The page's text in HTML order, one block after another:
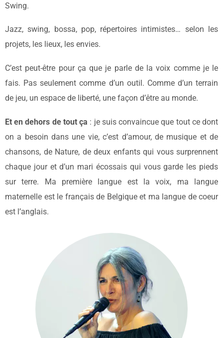
Swing.
Jazz, swing, bossa, pop, répertoires intimistes… selon les
projets, les lieux, les envies.
C’est peut-être pour ça que je parle de la voix comme je le
fais. Pas seulement comme d’un outil. Comme d’un terrain
de jeu, un espace de liberté, une façon d’être au monde.
Et en dehors de tout ça : je suis convaincue que tout ce dont
on a besoin dans une vie, c’est d’amour, de musique et de
chansons, de Nature, de deux enfants qui vous surprennent
chaque jour et d’un mari écossais qui vous garde les pieds
sur terre. Ma première langue est la voix, ma langue
maternelle est le français de Belgique et ma langue de coeur
est l’anglais.